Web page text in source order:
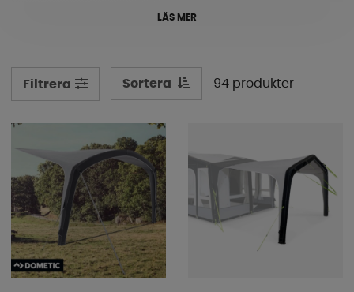
förtältsmatta, elpump, impregnering, rengöring,
den ultimata husvagns- eller husbilssemestern! Scrolla
ner och utforska sortimentet!
LÄS MER
Filtrera Sortera 94 produkter